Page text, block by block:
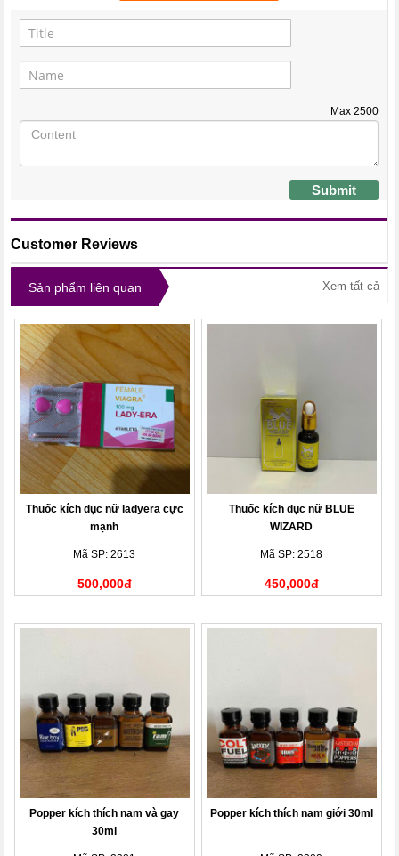
Max 2500
Submit
Customer Reviews
Sản phẩm liên quan Xem tất cả
Thuốc kích dục nữ ladyera cực
mạnh
Mã SP: 2613
500,000đ
Thuốc kích dục nữ BLUE
WIZARD
Mã SP: 2518
450,000đ
Popper kích thích nam và gay
30ml
Popper kích thích nam giới 30ml